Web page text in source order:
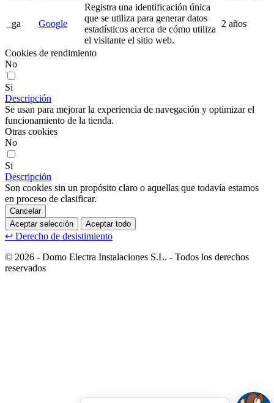
_ga Google
Registra una identificación única
que se utiliza para generar datos
estadísticos acerca de cómo utiliza
el visitante el sitio web.
2 años
Cookies de rendimiento
No
Si
Descripción
Se usan para mejorar la experiencia de navegación y optimizar el
funcionamiento de la tienda.
Otras cookies
No
Si
Descripción
Son cookies sin un propósito claro o aquellas que todavía estamos
en proceso de clasificar.
Cancelar
Aceptar selección
Aceptar todo
↩ Derecho de desistimiento
© 2026 - Domo Electra Instalaciones S.L. - Todos los derechos
reservados